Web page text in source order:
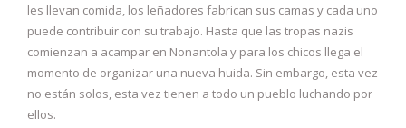
les llevan comida, los leñadores fabrican sus camas y cada uno
puede contribuir con su trabajo. Hasta que las tropas nazis
comienzan a acampar en Nonantola y para los chicos llega el
momento de organizar una nueva huida. Sin embargo, esta vez
no están solos, esta vez tienen a todo un pueblo luchando por
ellos.